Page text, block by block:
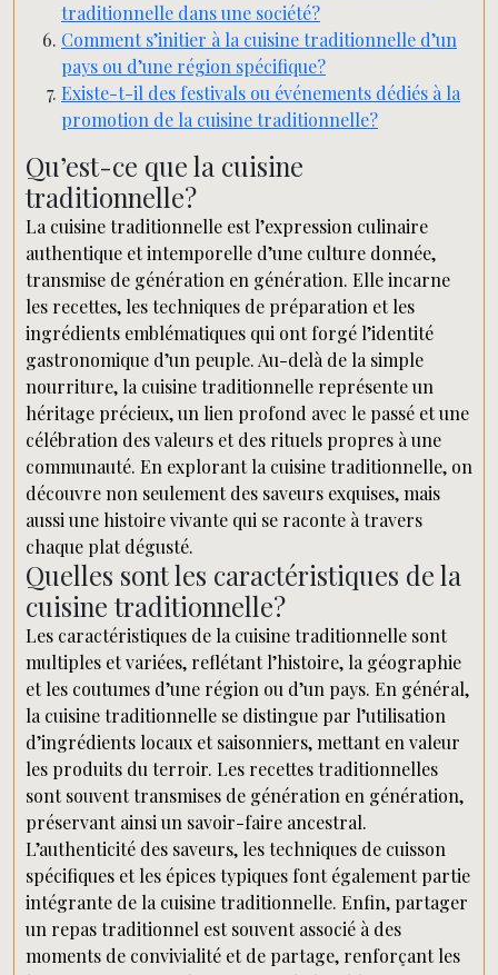
traditionnelle dans une société?
Comment s’initier à la cuisine traditionnelle d’un
pays ou d’une région spécifique?
Existe-t-il des festivals ou événements dédiés à la
promotion de la cuisine traditionnelle?
Qu’est-ce que la cuisine
traditionnelle?
La cuisine traditionnelle est l’expression culinaire
authentique et intemporelle d’une culture donnée,
transmise de génération en génération. Elle incarne
les recettes, les techniques de préparation et les
ingrédients emblématiques qui ont forgé l’identité
gastronomique d’un peuple. Au-delà de la simple
nourriture, la cuisine traditionnelle représente un
héritage précieux, un lien profond avec le passé et une
célébration des valeurs et des rituels propres à une
communauté. En explorant la cuisine traditionnelle, on
découvre non seulement des saveurs exquises, mais
aussi une histoire vivante qui se raconte à travers
chaque plat dégusté.
Quelles sont les caractéristiques de la
cuisine traditionnelle?
Les caractéristiques de la cuisine traditionnelle sont
multiples et variées, reflétant l’histoire, la géographie
et les coutumes d’une région ou d’un pays. En général,
la cuisine traditionnelle se distingue par l’utilisation
d’ingrédients locaux et saisonniers, mettant en valeur
les produits du terroir. Les recettes traditionnelles
sont souvent transmises de génération en génération,
préservant ainsi un savoir-faire ancestral.
L’authenticité des saveurs, les techniques de cuisson
spécifiques et les épices typiques font également partie
intégrante de la cuisine traditionnelle. Enfin, partager
un repas traditionnel est souvent associé à des
moments de convivialité et de partage, renforçant les